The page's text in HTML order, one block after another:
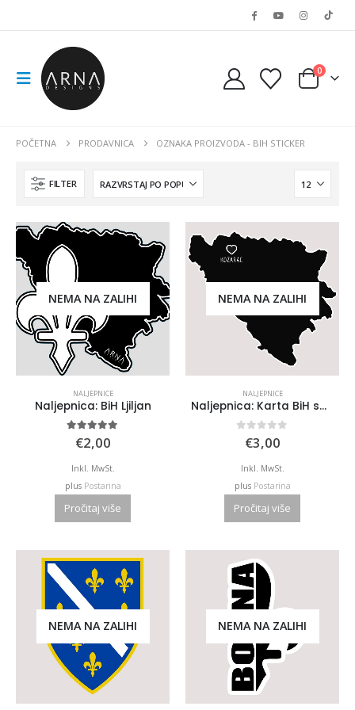
0
POČETNA PRODAVNICA OZNAKA PROIZVODA - BIH STICKER
FILTER
NEMA NA ZALIHI
NALJEPNICE
Naljepnica: BiH Ljiljan
5.00 out of 5
€2,00
Inkl. MwSt.
plus Postarina
Pročitaj više
NEMA NA ZALIHI
NALJEPNICE
Naljepnica: Karta BiH sa mjestima po želji
out of 5
€3,00
Inkl. MwSt.
plus Postarina
Pročitaj više
NEMA NA ZALIHI NEMA NA ZALIHI